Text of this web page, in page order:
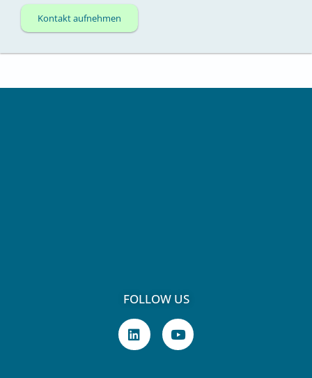
Kontakt aufnehmen
FOLLOW US
L
i
n
Y
o
u